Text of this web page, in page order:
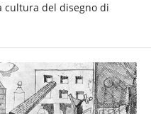
cultura del disegno di